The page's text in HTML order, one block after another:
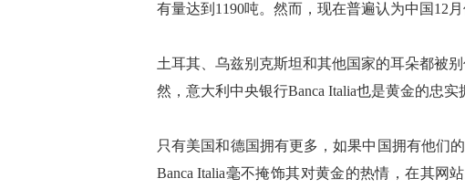
有量达到1190吨。然而，现在普遍认为中国12月
土耳其、乌兹别克斯坦和其他国家的耳朵都被
然，意大利中央银行Banca Italia也是黄金的忠实
只有美国和德国拥有更多，如果中国拥有他们
Banca Italia毫不掩饰其对黄金的热情，在其网